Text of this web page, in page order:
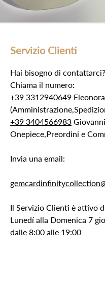
Servizio Clienti
Hai bisogno di contattarci?
Chiama il numero:
+39 3312940649 Eleonora
+39 3404566983
Onepiece,Preordini e
Invia una email:
Il Servizio Clienti è attivo
Lunedí alla Domenica 7
dalle 8:00 alle 19:00